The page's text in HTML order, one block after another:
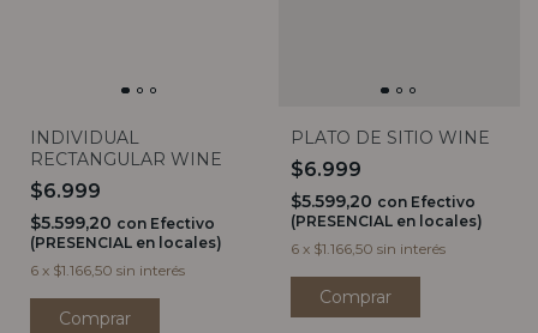
INDIVIDUAL
RECTANGULAR WINE
$6.999
$5.599,20 con Efectivo
(PRESENCIAL en locales)
6 x $1.166,50 sin interés
PLATO DE SITIO WINE
$6.999
$5.599,20 con Efectivo
(PRESENCIAL en locales)
6 x $1.166,50 sin interés